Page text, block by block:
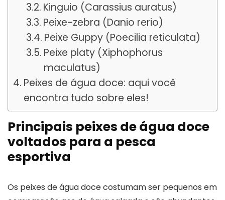
Kinguio (Carassius auratus)
Peixe-zebra (Danio rerio)
Peixe Guppy (Poecilia reticulata)
Peixe platy (Xiphophorus
maculatus)
Peixes de água doce: aqui você
encontra tudo sobre eles!
Principais peixes de água doce
voltados para a pesca
esportiva
Os peixes de água doce costumam ser pequenos em